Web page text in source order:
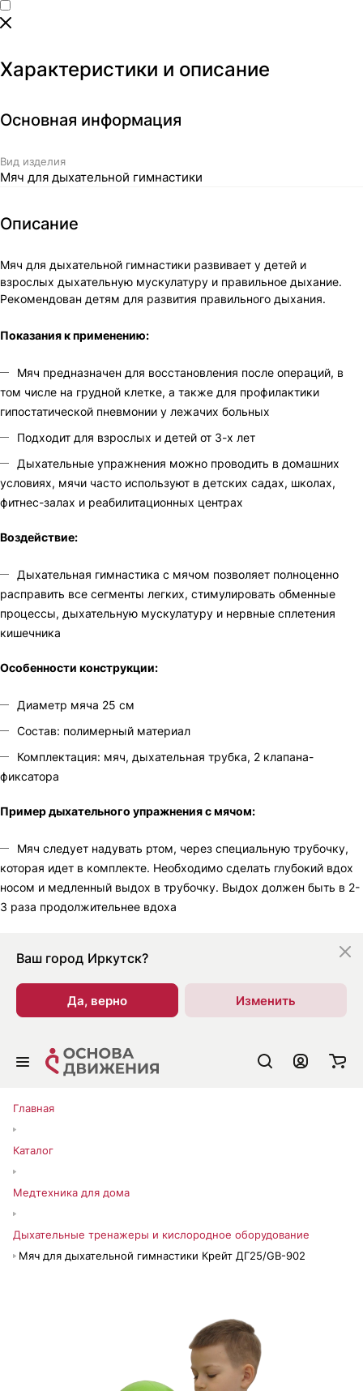
Характеристики и описание
Основная информация
Вид изделия
Мяч для дыхательной гимнастики
Описание
Мяч для дыхательной гимнастики развивает у детей и
взрослых дыхательную мускулатуру и правильное дыхание.
Рекомендован детям для развития правильного дыхания.
Показания к применению:
Мяч предназначен для восстановления после операций, в
том числе на грудной клетке, а также для профилактики
гипостатической пневмонии у лежачих больных
Подходит для взрослых и детей от 3-х лет
Дыхательные упражнения можно проводить в домашних
условиях, мячи часто используют в детских садах, школах,
фитнес-залах и реабилитационных центрах
Воздействие:
Дыхательная гимнастика с мячом позволяет полноценно
расправить все сегменты легких, стимулировать обменные
процессы, дыхательную мускулатуру и нервные сплетения
кишечника
Особенности конструкции:
Диаметр мяча 25 см
Состав: полимерный материал
Комплектация: мяч, дыхательная трубка, 2 клапана-
фиксатора
Пример дыхательного упражнения с мячом:
Мяч следует надувать ртом, через специальную трубочку,
которая идет в комплекте. Необходимо сделать глубокий вдох
носом и медленный выдох в трубочку. Выдох должен быть в 2-
3 раза продолжительнее вдоха
Ваш город Иркутск?
Да, верно Изменить
Главная
Каталог
Медтехника для дома
Дыхательные тренажеры и кислородное оборудование
Мяч для дыхательной гимнастики Крейт ДГ25/GB-902